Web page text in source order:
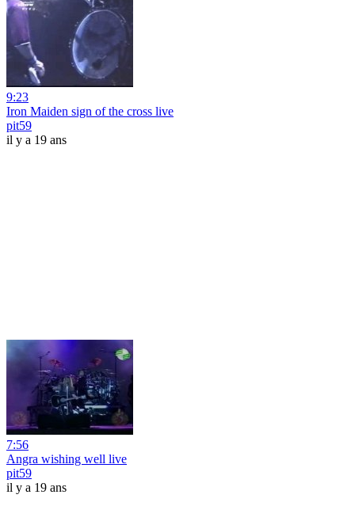
9:23
Iron Maiden sign of the cross live
pit59
il y a 19 ans
7:56
Angra wishing well live
pit59
il y a 19 ans